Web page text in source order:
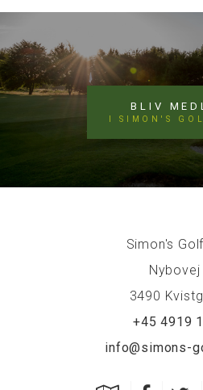
BLIV
I SIMON'S
Simon's
Nybovej
3490
+45 4919
info@simons-